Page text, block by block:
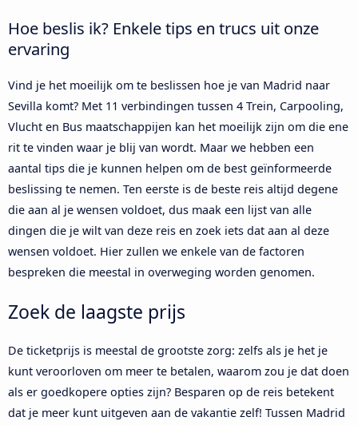
Hoe beslis ik? Enkele tips en trucs uit onze
ervaring
Vind je het moeilijk om te beslissen hoe je van Madrid naar
Sevilla komt? Met 11 verbindingen tussen 4 Trein, Carpooling,
Vlucht en Bus maatschappijen kan het moeilijk zijn om die ene
rit te vinden waar je blij van wordt. Maar we hebben een
aantal tips die je kunnen helpen om de best geïnformeerde
beslissing te nemen. Ten eerste is de beste reis altijd degene
die aan al je wensen voldoet, dus maak een lijst van alle
dingen die je wilt van deze reis en zoek iets dat aan al deze
wensen voldoet. Hier zullen we enkele van de factoren
bespreken die meestal in overweging worden genomen.
Zoek de laagste prijs
De ticketprijs is meestal de grootste zorg: zelfs als je het je
kunt veroorloven om meer te betalen, waarom zou je dat doen
als er goedkopere opties zijn? Besparen op de reis betekent
dat je meer kunt uitgeven aan de vakantie zelf! Tussen Madrid